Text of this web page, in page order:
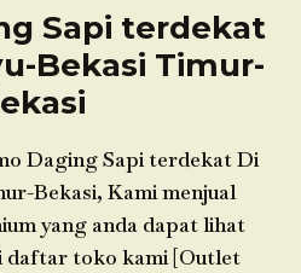
Sapi terdekat
Bekasi Timur-
Daging Sapi terdekat Di
Bekasi, Kami menjual
yang anda dapat lihat
daftar toko kami [Outlet